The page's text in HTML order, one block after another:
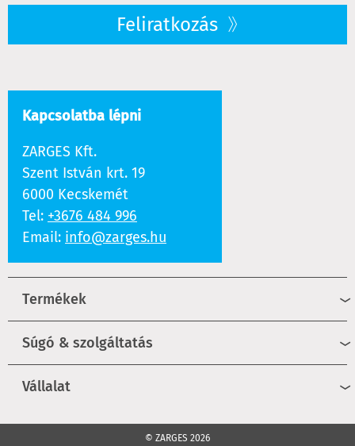
Feliratkozás
Kapcsolatba lépni
ZARGES Kft.
Szent István krt. 19
6000 Kecskemét
Tel: +3676 484 996
Email: info@zarges.hu
Termékek
Súgó & szolgáltatás
Vállalat
© ZARGES 2026